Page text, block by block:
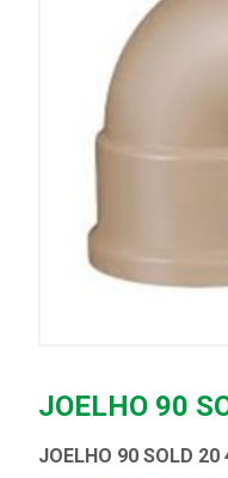
JOELHO 90
JOELHO 90 SOLD 20